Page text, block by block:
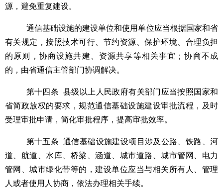
源， 避免重复建设。
通信基础设施的建设单位和使用单位应当根据国家和省
有关规定，按照技术可行、节约资源、保护环境、合理负担
的原则，协商设施共建、资源共享等相关事宜；协商不成
的，由省通信主管部门协调解决。
第十四条 县级以上人民政府有关部门应当按照国家和
省简政放权的要求，规范通信基础设施建设审批流程，及时
受理审批申请，简化审批程序，提高审批效率。
第十五条 通信基础设施建设项目涉及公路、铁路、河
道、航道、水库、桥梁、涵道、城市道路、城市管网、电力
管网、城市绿化带等的，建设单位应当与相关所有人、管理
人或者使用人协商，依法办理相关手续。